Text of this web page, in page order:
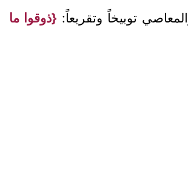
توبيخاً وتقريعاً: {ذوقوا ما